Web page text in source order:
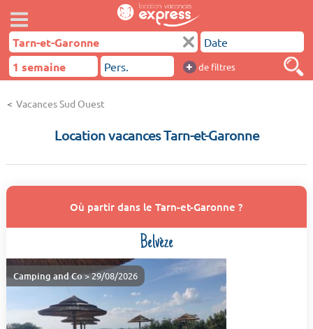
+ de filtres
Vacances Sud Ouest
Location vacances Tarn-et-Garonne
Où partir dans le Tarn-et-Garonne ?
Belvèze
Camping and Co> 29/08/2026